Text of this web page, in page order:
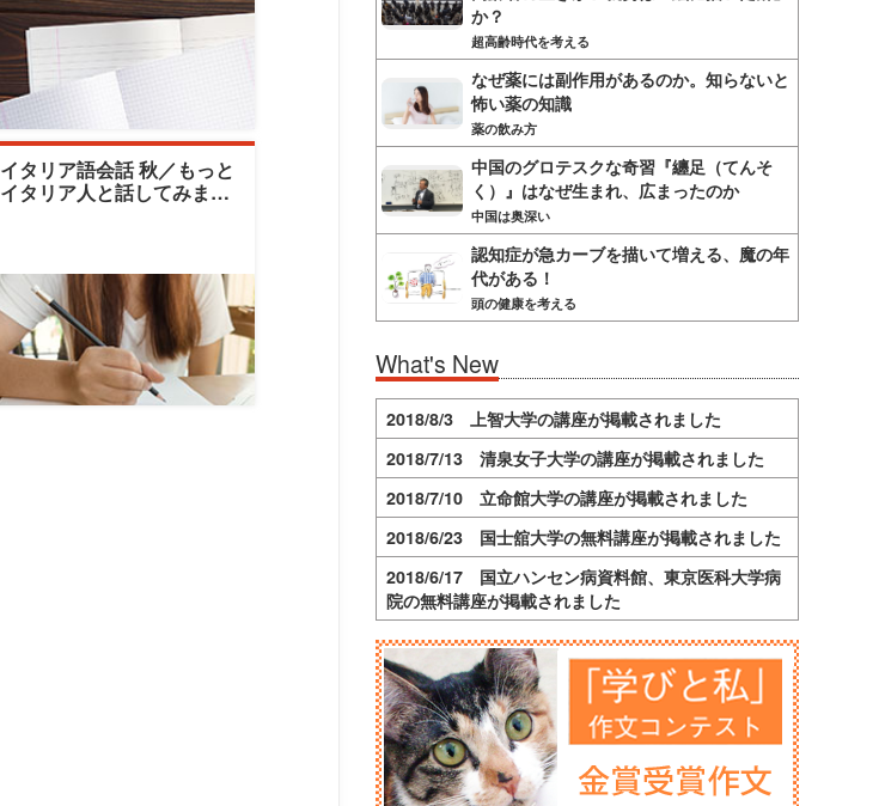
イタリア語会話 秋／もっと
イタリア人と話してみまし
か？
超高齢時代を考える
なぜ薬には副作用があるのか。知らないと
怖い薬の知識
薬の飲み方
中国のグロテスクな奇習『纏足（てんそ
く）』はなぜ生まれ、広まったのか
中国は奥深い
認知症が急カーブを描いて増える、魔の年
代がある！
頭の健康を考える
What's New
2018/8/3 上智大学の講座が掲載されました
2018/7/13 清泉女子大学の講座が掲載されました
2018/7/10 立命館大学の講座が掲載されました
2018/6/23 国士舘大学の無料講座が掲載されました
2018/6/17 国立ハンセン病資料館、東京医科大学病
院の無料講座が掲載されました